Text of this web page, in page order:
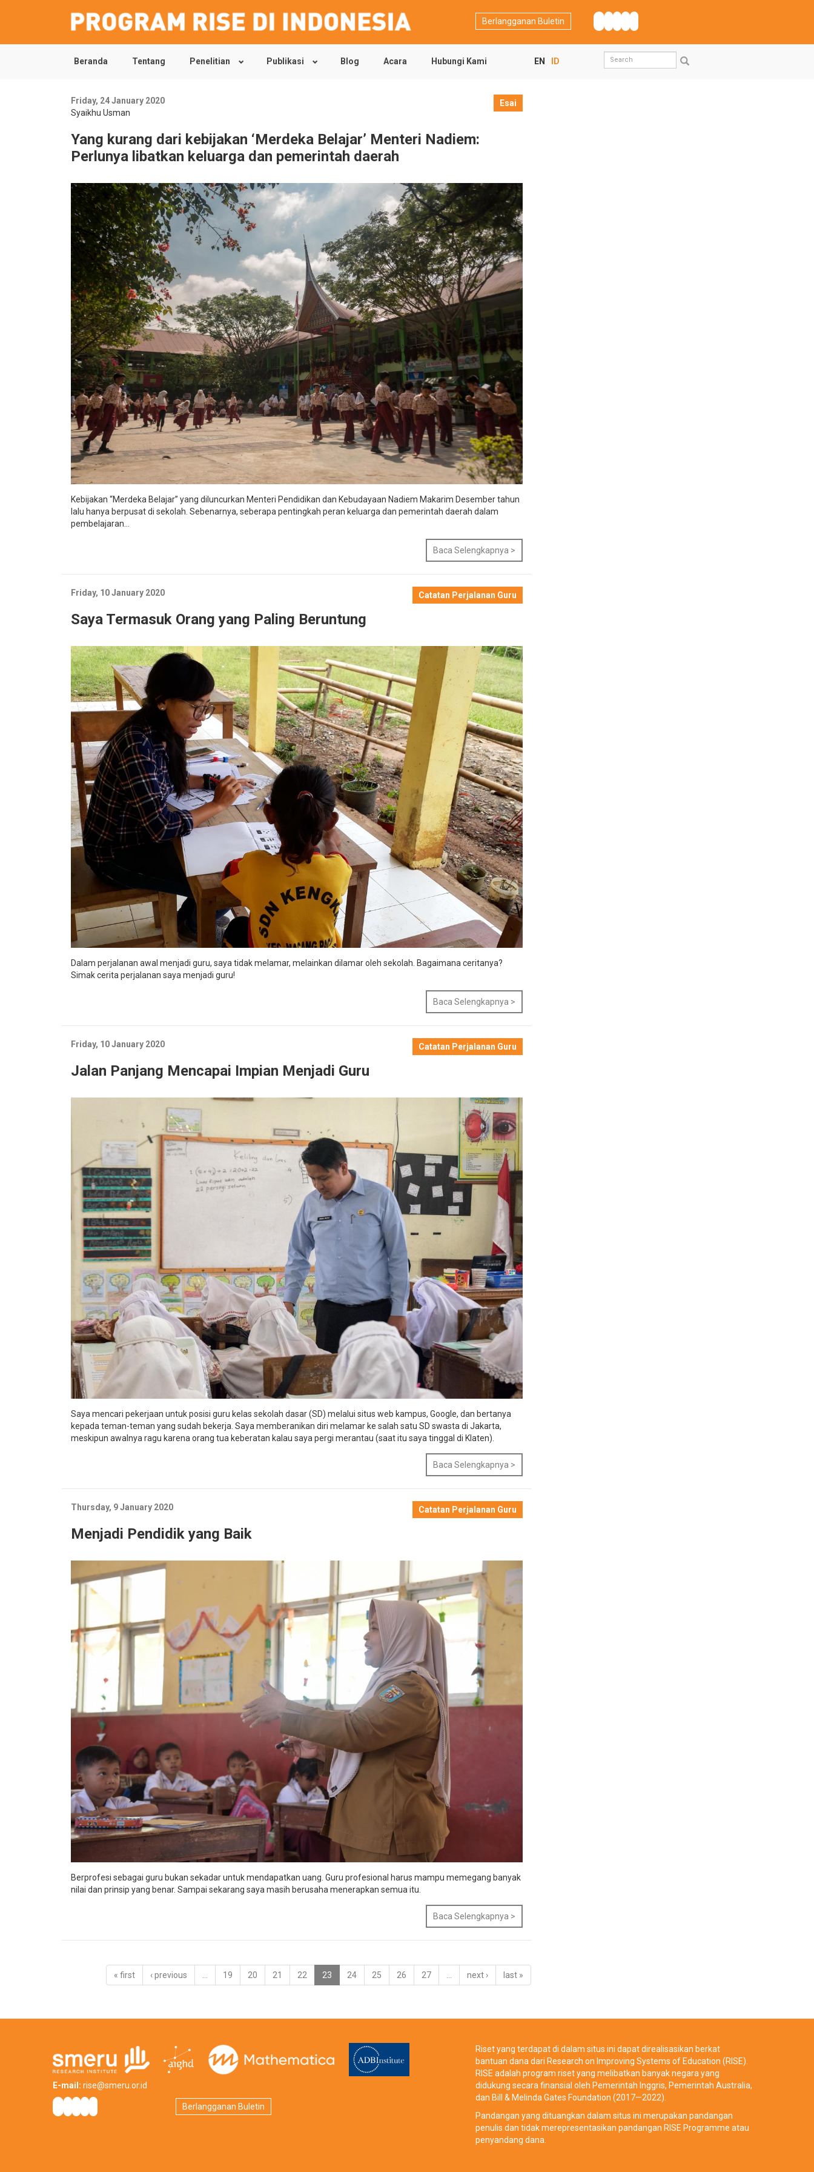
Berlangganan Buletin
Beranda Tentang Penelitian Publikasi Blog Acara Hubungi Kami EN ID
Search
Esai
Friday, 24 January 2020
Syaikhu Usman
Yang kurang dari kebijakan ‘Merdeka Belajar’ Menteri Nadiem:
Perlunya libatkan keluarga dan pemerintah daerah
Kebijakan “Merdeka Belajar” yang diluncurkan Menteri Pendidikan dan Kebudayaan Nadiem Makarim Desember tahun
lalu hanya berpusat di sekolah. Sebenarnya, seberapa pentingkah peran keluarga dan pemerintah daerah dalam
pembelajaran...
Baca Selengkapnya >
Catatan Perjalanan Guru
Friday, 10 January 2020
Saya Termasuk Orang yang Paling Beruntung
Dalam perjalanan awal menjadi guru, saya tidak melamar, melainkan dilamar oleh sekolah. Bagaimana ceritanya?
Simak cerita perjalanan saya menjadi guru!
Baca Selengkapnya >
Catatan Perjalanan Guru
Friday, 10 January 2020
Jalan Panjang Mencapai Impian Menjadi Guru
Saya mencari pekerjaan untuk posisi guru kelas sekolah dasar (SD) melalui situs web kampus, Google, dan bertanya
kepada teman-teman yang sudah bekerja. Saya memberanikan diri melamar ke salah satu SD swasta di Jakarta,
meskipun awalnya ragu karena orang tua keberatan kalau saya pergi merantau (saat itu saya tinggal di Klaten).
Baca Selengkapnya >
Catatan Perjalanan Guru
Thursday, 9 January 2020
Menjadi Pendidik yang Baik
Berprofesi sebagai guru bukan sekadar untuk mendapatkan uang. Guru profesional harus mampu memegang banyak
nilai dan prinsip yang benar. Sampai sekarang saya masih berusaha menerapkan semua itu.
Baca Selengkapnya >
« first ‹ previous 19 20 21 22 23 24 25 26 27 next › last »
E-mail: rise@smeru.or.id
Berlangganan Buletin
Riset yang terdapat di dalam situs ini dapat direalisasikan berkat
bantuan dana dari Research on Improving Systems of Education (RISE).
RISE adalah program riset yang melibatkan banyak negara yang
didukung secara finansial oleh Pemerintah Inggris, Pemerintah Australia,
dan Bill & Melinda Gates Foundation (2017—2022).
Pandangan yang dituangkan dalam situs ini merupakan pandangan
penulis dan tidak merepresentasikan pandangan RISE Programme atau
penyandang dana.